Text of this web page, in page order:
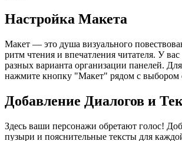
Настройка Макета
Макет — это душа визуального
ритм чтения и впечатления читателя. У вас
разных варианта организации панелей.
нажмите кнопку "Макет" рядом с выбором
Добавление Диалогов и
Здесь ваши персонажи обретают голос!
пузыри и пояснительные тексты для